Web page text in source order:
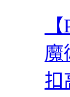
魔
扣